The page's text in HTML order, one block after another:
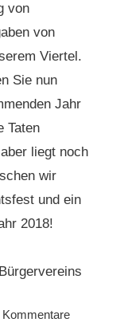
von
von
Viertel.
Sie nun
Jahr
Taten
liegt noch
wir
und ein
2018!
Kommentare